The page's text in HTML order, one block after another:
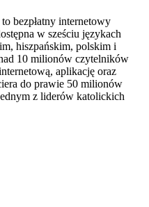
bezpłatny internetowy
w sześciu językach
hiszpańskim, polskim i
10 milionów czytelników
aplikację oraz
do prawie 50 milionów
z liderów katolickich